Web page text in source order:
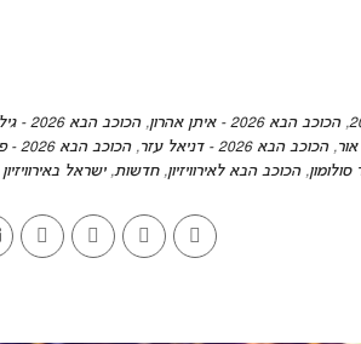
,הכוכב הבא 2026 - איתן אהרון ,הכוכב הבא 2026 - גילי צנעני
,הכוכב הבא 2026 - דניאל עזר ,הכוכב הבא 2026 - פורטרט
,הכוכב הבא לאירוויזיון,חדשות,ישראל באירוויזיון